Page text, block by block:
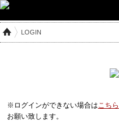
LOGIN
※ログインができない場合はこちら
お願い致します。